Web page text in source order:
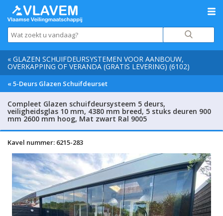
« GLAZEN SCHUIFDEURSYSTEMEN VOOR AANBOUW,
OVERKAPPING OF VERANDA (GRATIS LEVERING) (6102)
« 5-Deurs Glazen Schuifdeurset
Compleet Glazen schuifdeursysteem 5 deurs,
veiligheidsglas 10 mm, 4380 mm breed, 5 stuks deuren 900
mm 2600 mm hoog, Mat zwart Ral 9005
Kavel nummer: 6215-283